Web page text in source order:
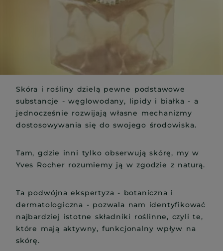
Skóra i rośliny dzielą pewne podstawowe
substancje - węglowodany, lipidy i białka - a
jednocześnie rozwijają własne mechanizmy
dostosowywania się do swojego środowiska.
Tam, gdzie inni tylko obserwują skórę, my w
Yves Rocher rozumiemy ją w zgodzie z naturą.
Ta podwójna ekspertyza - botaniczna i
dermatologiczna - pozwala nam identyfikować
najbardziej istotne składniki roślinne, czyli te,
które mają aktywny, funkcjonalny wpływ na
skórę.